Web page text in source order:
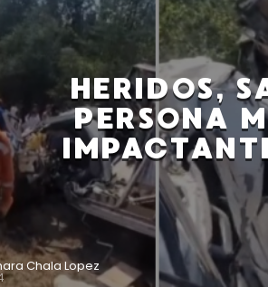
HERIDOS,
PERSONA
Chala Lopez